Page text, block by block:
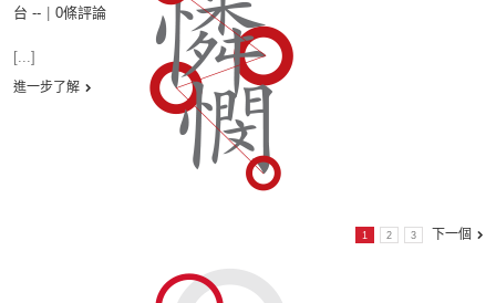
台 --
0條評論
[...]
進一步了解
1 2 3 下一個